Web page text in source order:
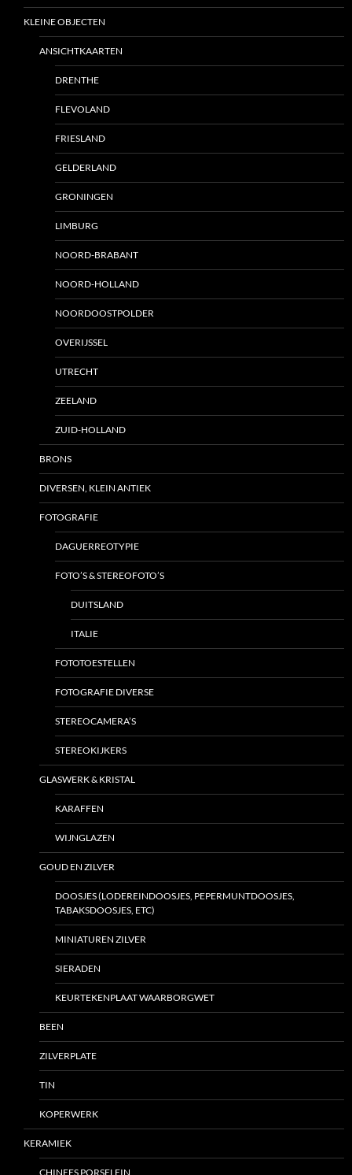
KLEINE OBJECTEN
ANSICHTKAARTEN
DRENTHE
FLEVOLAND
FRIESLAND
GELDERLAND
GRONINGEN
LIMBURG
NOORD-BRABANT
NOORD-HOLLAND
NOORDOOSTPOLDER
OVERIJSSEL
UTRECHT
ZEELAND
ZUID-HOLLAND
BRONS
DIVERSEN, KLEIN ANTIEK
FOTOGRAFIE
DAGUERREOTYPIE
FOTO’S & STEREOFOTO’S
DUITSLAND
ITALIE
FOTOTOESTELLEN
FOTOGRAFIE DIVERSE
STEREOCAMERA’S
STEREOKIJKERS
GLASWERK & KRISTAL
KARAFFEN
WIJNGLAZEN
GOUD EN ZILVER
DOOSJES (LODEREINDOOSJES, PEPERMUNTDOOSJES,
TABAKSDOOSJES, ETC)
MINIATUREN ZILVER
SIERADEN
KEURTEKENPLAAT WAARBORGWET
BEEN
ZILVERPLATE
TIN
KOPERWERK
KERAMIEK
CHINEES PORSELEIN